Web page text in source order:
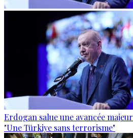
Erdogan salue une avancée
"Une Türkiye sans terrorisme"